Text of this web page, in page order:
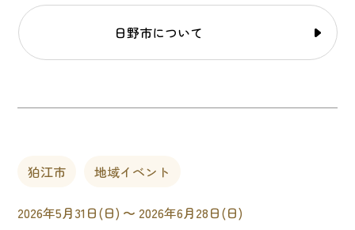
日野市について
狛江市 地域イベント
2026年5月31日(日) 〜 2026年6月28日(日)